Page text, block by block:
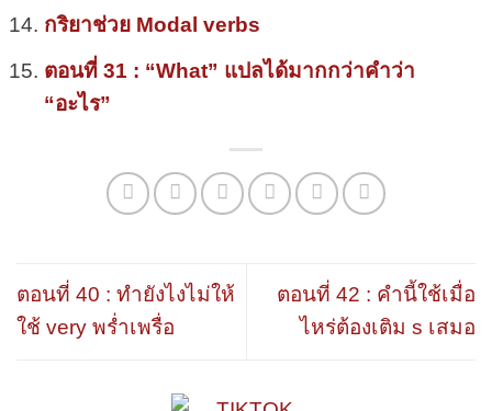
กริยาช่วย Modal verbs
ตอนที่ 31 : “What” แปลได้มากกว่าคำว่า
“อะไร”
ตอนที่ 40 : ทำยังไงไม่ให้
ใช้ very พร่ำเพรื่อ
ตอนที่ 42 : คำนี้ใช้เมื่อ
ไหร่ต้องเติม s เสมอ